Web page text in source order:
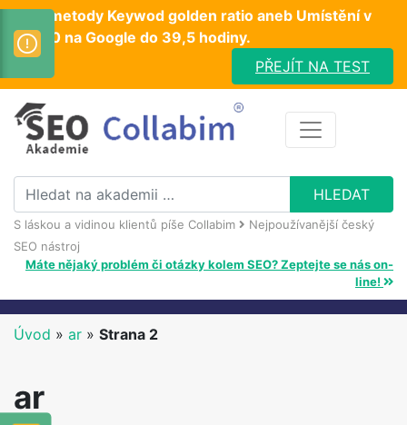
Test metody Keywod golden ratio aneb Umístění v
TOP10 na Google do 39,5 hodiny.
PŘEJÍT NA TEST
S láskou a vidinou klientů píše Collabim
Nejpoužívanější český
SEO nástroj
Máte nějaký problém či otázky kolem SEO? Zeptejte se nás on-
line!
Úvod » ar » Strana 2
ar